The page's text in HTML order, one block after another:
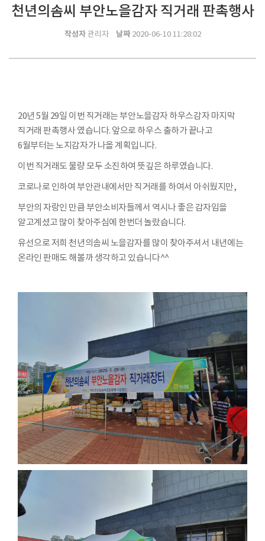
천년의솜씨 부안노을감자 직거래 판촉행사
작성자관리자 날짜2020-06-10 11:28:02
20년 5월 29일 이번 직거래는 부안노을감자 하우스감자 마지막
직거래 판촉행사 였습니다. 앞으로 하우스 출하가 끝나고
6월부터는 노지감자가 나올 계획입니다.
이번 직거래도 물량 모두 소진하여 뜻깊은 하루였습니다.
코로나로 인하여 부안관내에서만 직거래를 하여서 아쉬웠지만,
부안의 자랑인 만큼 부안소비자들께서 역시나 좋은 감자임을
알고계셨고 많이 찾아주심에 한번더 놀랐습니다.
유선으로 저희 천년의솜씨 노을감자를 많이 찾아주셔서 내년에는
온라인 판매도 해볼까 생각하고 있습니다^^